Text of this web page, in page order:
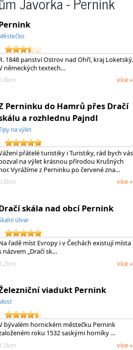
1848 panství Ostrov nad Ohří, kraj Loketský.
německých textech…
více »
Perninku do Hamrů přes Dračí
a rozhlednu Pajndl
na výlet
přátelé turistiky i Turistiky, rád bych vás
na výlet krásnou přírodou Krušných
Vyrážíme z Perninku po červené zna…
více »
skála nad obcí Pernink
útvar
řadě míst Evropy i v Čechách existují místa
názvem „Dračí sk…
1.2km
více »
viadukt Pernink
bývalém hornickém městečku Pernink
roku 1532 saskými horníky …
1.2km
více »